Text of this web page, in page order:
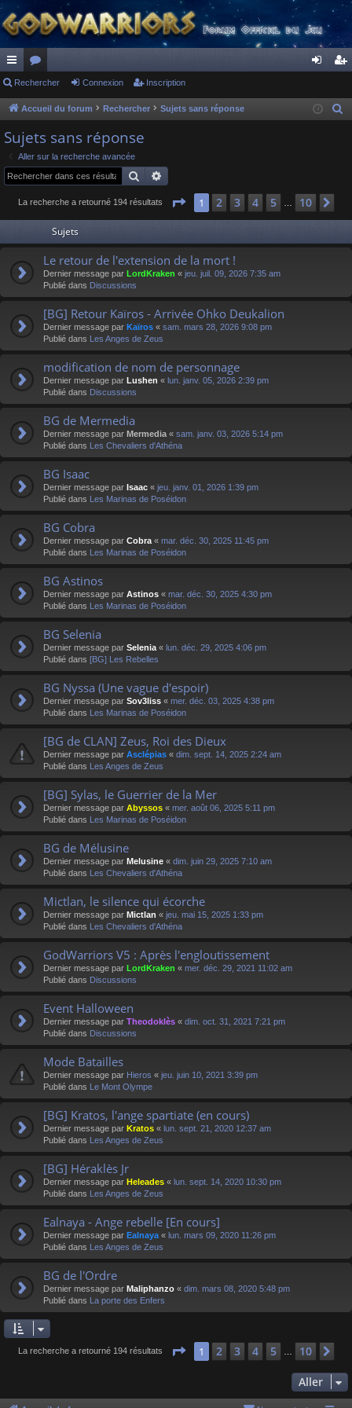
ac
co
ur
ci
s
or
u
s
ne cri
Rechercher Connexion Inscription
Accueil du forum Rechercher Sujets sans réponse
e
Sujets sans réponse
Aller sur la recherche avancée
Rechercher
La recherche a retourné 194 résultats Page 1sur 10
1 2 3 4 5 10
Sujets
Le retour de l'extension de la mort !
Dernier message par LordKraken « jeu. juil. 09, 2026 7:35 am
Publié dans Discussions
[BG] Retour Kaïros - Arrivée Ohko Deukalion
Dernier message par Kaïros « sam. mars 28, 2026 9:08 pm
Publié dans Les Anges de Zeus
modification de nom de personnage
Dernier message par Lushen « lun. janv. 05, 2026 2:39 pm
Publié dans Discussions
BG de Mermedia
Dernier message par Mermedia « sam. janv. 03, 2026 5:14 pm
Publié dans Les Chevaliers d'Athéna
BG Isaac
Dernier message par Isaac « jeu. janv. 01, 2026 1:39 pm
Publié dans Les Marinas de Poséidon
BG Cobra
Dernier message par Cobra « mar. déc. 30, 2025 11:45 pm
Publié dans Les Marinas de Poséidon
BG Astinos
Dernier message par Astinos « mar. déc. 30, 2025 4:30 pm
Publié dans Les Marinas de Poséidon
BG Selenia
Dernier message par Selenia « lun. déc. 29, 2025 4:06 pm
Publié dans [BG] Les Rebelles
BG Nyssa (Une vague d'espoir)
Dernier message par Sov3liss « mer. déc. 03, 2025 4:38 pm
Publié dans Les Marinas de Poséidon
[BG de CLAN] Zeus, Roi des Dieux
Dernier message par Asclépias « dim. sept. 14, 2025 2:24 am
Publié dans Les Anges de Zeus
[BG] Sylas, le Guerrier de la Mer
Dernier message par Abyssos « mer. août 06, 2025 5:11 pm
Publié dans Les Marinas de Poséidon
BG de Mélusine
Dernier message par Melusine « dim. juin 29, 2025 7:10 am
Publié dans Les Chevaliers d'Athéna
Mictlan, le silence qui écorche
Dernier message par Mictlan « jeu. mai 15, 2025 1:33 pm
Publié dans Les Chevaliers d'Athéna
GodWarriors V5 : Après l'engloutissement
Dernier message par LordKraken « mer. déc. 29, 2021 11:02 am
Publié dans Discussions
Event Halloween
Dernier message par Theodoklès « dim. oct. 31, 2021 7:21 pm
Publié dans Discussions
Mode Batailles
Dernier message par Hieros « jeu. juin 10, 2021 3:39 pm
Publié dans Le Mont Olympe
[BG] Kratos, l'ange spartiate (en cours)
Dernier message par Kratos « lun. sept. 21, 2020 12:37 am
Publié dans Les Anges de Zeus
[BG] Héraklès Jr
Dernier message par Heleades « lun. sept. 14, 2020 10:30 pm
Publié dans Les Anges de Zeus
Ealnaya - Ange rebelle [En cours]
Dernier message par Ealnaya « lun. mars 09, 2020 11:26 pm
Publié dans Les Anges de Zeus
BG de l'Ordre
Dernier message par Maliphanzo « dim. mars 08, 2020 5:48 pm
Publié dans La porte des Enfers
La recherche a retourné 194 résultats Page 1sur 10
1 2 3 4 5 10
Aller